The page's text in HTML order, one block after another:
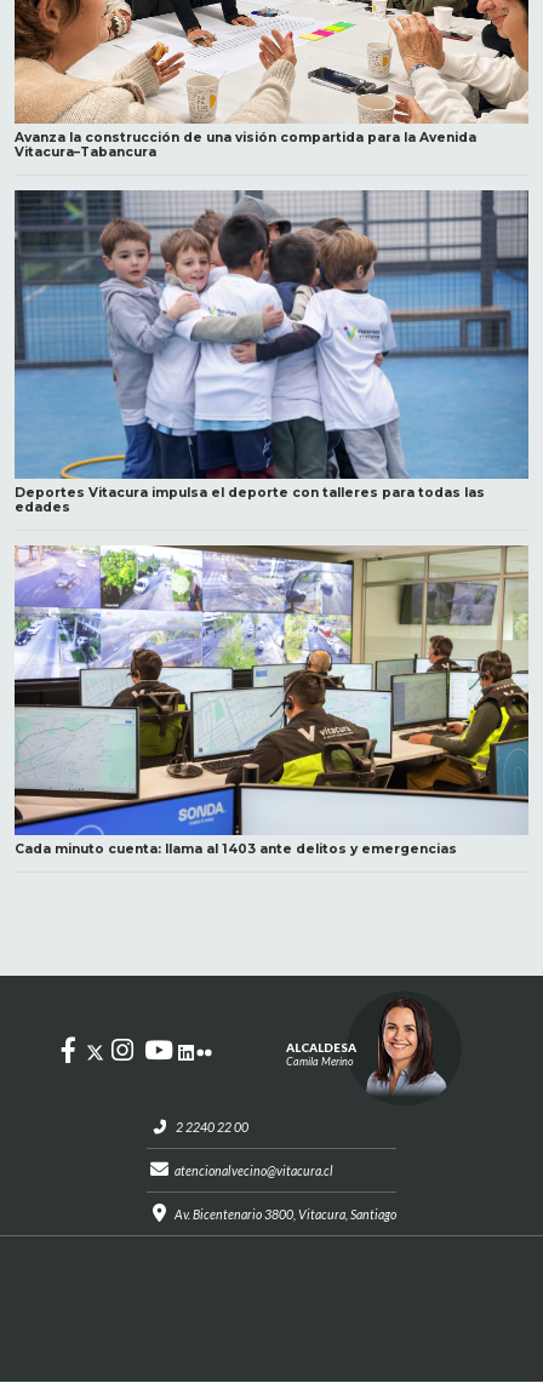
Avanza la construcción de una visión compartida para la Avenida
Vitacura–Tabancura
Deportes Vitacura impulsa el deporte con talleres para todas las
edades
Cada minuto cuenta: llama al 1403 ante delitos y emergencias
2 2240 22 00
atencionalvecino@vitacura.cl
Av. Bicentenario 3800, Vitacura, Santiago
ALCALDESA
Camila Merino